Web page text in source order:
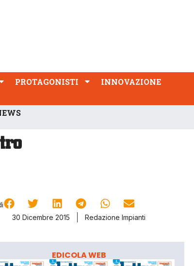
PROTAGONISTI
INNOVAZIONE
30 Dicembre 2015
Redazione Impianti
EDICOLA WEB